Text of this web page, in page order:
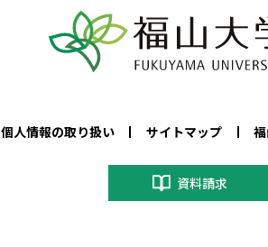
個人情報の取り扱い サイトマップ
資料請求